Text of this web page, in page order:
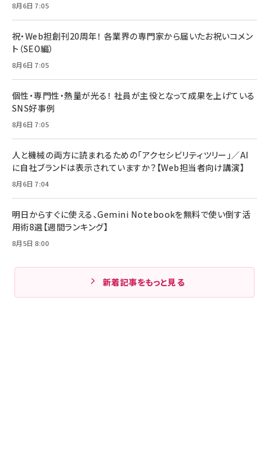
8月6日 7:05
祝・Web担創刊20周年！ 各業界の専門家から届いたお祝いコメン
ト（SEO編）
8月6日 7:05
個性・専門性・熱量が光る！ 社員が主役となって成果を上げている
SNS好事例
8月6日 7:05
人と機械の両方に読まれるための「アクセシビリティツリー」／AI
に自社ブランドは表示されていますか？【Web担当者向け講演】
8月6日 7:04
明日からすぐに使える、Gemini Notebookを無料で使い倒す活
用術8選【週間ランキング】
8月5日 8:00
新着記事をもっと見る